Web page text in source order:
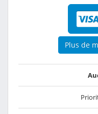
Plus de